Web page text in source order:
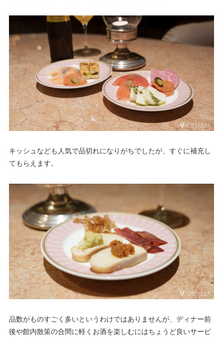
キッシュなども人気で品切れになりがちでしたが、すぐに補充し
てもらえます。
品数がものすごく多いというわけではありませんが、ディナー前
後や館内散策の合間に軽くお酒を楽しむにはちょうど良いサービ